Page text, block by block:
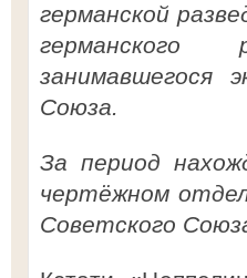
германской
германского
занимавшегося
Союза.
За период
чертёжном
Советского